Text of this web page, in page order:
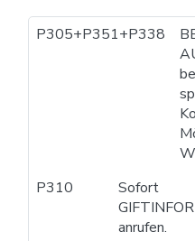
P305+P351+P338
P310
Sofort
anrufen.